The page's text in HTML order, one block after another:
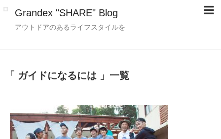
Grandex "SHARE" Blog
アウトドアのあるライフスタイルを
「 ガイドになるには 」一覧